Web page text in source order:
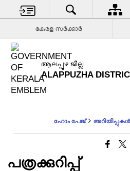
കേരള സര്‍ക്കാര്‍
ആലപ്പുഴ ജില്ല
ALAPPUZHA
ഹോം പേജ് അറിയിപ്പുകൾ
പത്രക്കുറിപ്പ്